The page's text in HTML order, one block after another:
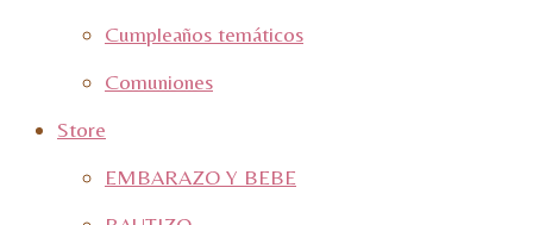
Cumpleaños temáticos
Comuniones
Store
EMBARAZO Y BEBE